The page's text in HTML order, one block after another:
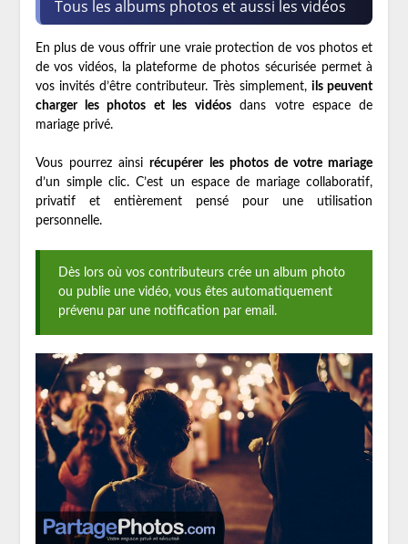
Tous les albums photos et aussi les vidéos
En plus de vous offrir une vraie protection de vos photos et
de vos vidéos, la plateforme de photos sécurisée permet à
vos invités d’être contributeur. Très simplement,ils peuvent
charger les photos et les vidéosdans votre espace de
mariage privé.
Vous pourrez ainsirécupérer les photos de votre mariage
d’un simple clic. C’est un espace de mariage collaboratif,
privatif et entièrement pensé pour une utilisation
personnelle.
Dès lors où vos contributeurs crée un album photo
ou publie une vidéo, vous êtes automatiquement
prévenu par une notification par email.